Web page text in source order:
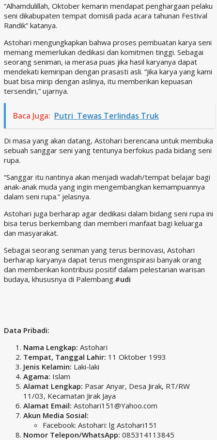
“Alhamdulillah, Oktober kemarin mendapat penghargaan pelaku
seni dikabupaten tempat domisili pada acara tahunan Festival
Randik” katanya.
Astohari mengungkapkan bahwa proses pembuatan karya seni
memang memerlukan dedikasi dan komitmen tinggi. Sebagai
seorang seniman, ia merasa puas jika hasil karyanya dapat
mendekati kemiripan dengan prasasti asli. “Jika karya yang kami
buat bisa mirip dengan aslinya, itu memberikan kepuasan
tersendiri,” ujarnya.
Baca Juga: Putri Tewas Terlindas Truk
Di masa yang akan datang, Astohari berencana untuk membuka
sebuah sanggar seni yang tentunya berfokus pada bidang seni
rupa.
“Sanggar itu nantinya akan menjadi wadah/tempat belajar bagi
anak-anak muda yang ingin mengembangkan kemampuannya
dalam seni rupa.” jelasnya.
Astohari juga berharap agar dedikasi dalam bidang seni rupa ini
bisa terus berkembang dan memberi manfaat bagi keluarga
dan masyarakat.
Sebagai seorang seniman yang terus berinovasi, Astohari
berharap karyanya dapat terus menginspirasi banyak orang
dan memberikan kontribusi positif dalam pelestarian warisan
budaya, khususnya di Palembang.#udi
Data Pribadi:
Nama Lengkap: Astohari
Tempat, Tanggal Lahir: 11 Oktober 1993
Jenis Kelamin: Laki-laki
Agama: Islam
Alamat Lengkap: Pasar Anyar, Desa Jirak, RT/RW
11/03, Kecamatan Jirak Jaya
Alamat Email: Astohari151@Yahoo.com
Akun Media Sosial:
Facebook: Astohari: lg Astohari151
Nomor Telepon/WhatsApp: 085314113845